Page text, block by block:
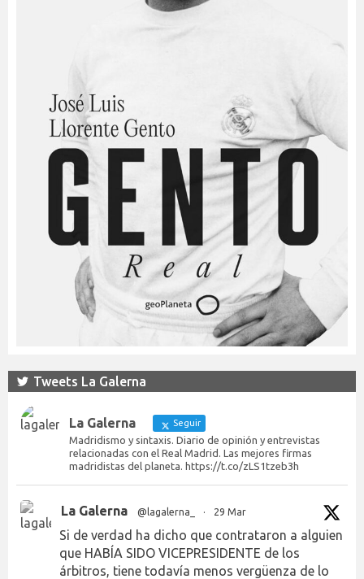
Tweets La Galerna
La Galerna Seguir
Madridismo y sintaxis. Diario de opinión y entrevistas
relacionadas con el Real Madrid. Las mejores firmas
madridistas del planeta. https://t.co/zLS1tzeb3h
La Galerna @lagalerna_ · 29 Mar
Si de verdad ha dicho que contrataron a alguien
que HABÍA SIDO VICEPRESIDENTE de los
árbitros, tiene todavía menos vergüenza de lo